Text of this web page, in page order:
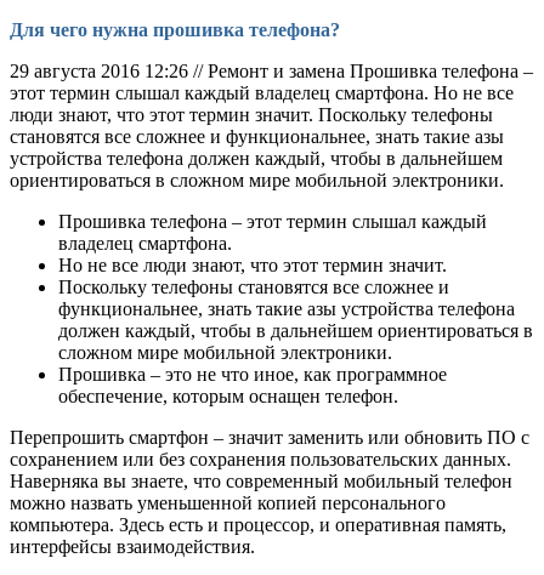
Для чего нужна прошивка телефона?
29 августа 2016 12:26 // Ремонт и замена Прошивка телефона –
этот термин слышал каждый владелец смартфона. Но не все
люди знают, что этот термин значит. Поскольку телефоны
становятся все сложнее и функциональнее, знать такие азы
устройства телефона должен каждый, чтобы в дальнейшем
ориентироваться в сложном мире мобильной электроники.
Прошивка телефона – этот термин слышал каждый
владелец смартфона.
Но не все люди знают, что этот термин значит.
Поскольку телефоны становятся все сложнее и
функциональнее, знать такие азы устройства телефона
должен каждый, чтобы в дальнейшем ориентироваться в
сложном мире мобильной электроники.
Прошивка – это не что иное, как программное
обеспечение, которым оснащен телефон.
Перепрошить смартфон – значит заменить или обновить ПО с
сохранением или без сохранения пользовательских данных.
Наверняка вы знаете, что современный мобильный телефон
можно назвать уменьшенной копией персонального
компьютера. Здесь есть и процессор, и оперативная память,
интерфейсы взаимодействия.